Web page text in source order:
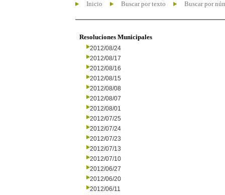
Inicio Buscar por texto Buscar por
Resoluciones Municipales
2012/08/24
2012/08/17
2012/08/16
2012/08/15
2012/08/08
2012/08/07
2012/08/01
2012/07/25
2012/07/24
2012/07/23
2012/07/13
2012/07/10
2012/06/27
2012/06/20
2012/06/11